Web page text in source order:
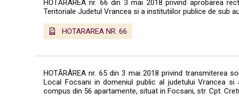
HOTĂRÂREA nr. 66 din 3 mai 2018 privind aprobarea
Teritoriale Judetul Vrancea si a institutiilor publice de sub
HOTARAREA NR. 66
HOTĂRÂREA nr. 65 din 3 mai 2018 privind transmiterea
Local Focsani in domeniul public al judetului Vrancea
compus din 56 apartamente, situat in Focsani, str. Cpt.